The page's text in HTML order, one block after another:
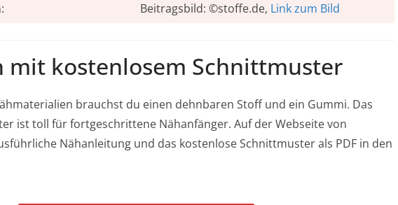
Beitragsbild: ©stoffe.de, Link zum Bild
mit kostenlosem Schnittmuster
brauchst du einen dehnbaren Stoff und ein Gummi. Das
ist toll für fortgeschrittene Nähanfänger. Auf der Webseite von
Nähanleitung und das kostenlose Schnittmuster als PDF in den